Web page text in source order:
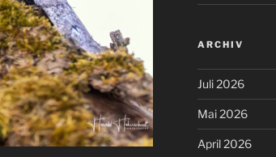
ARCHIV
Juli 2026
Mai 2026
April 2026